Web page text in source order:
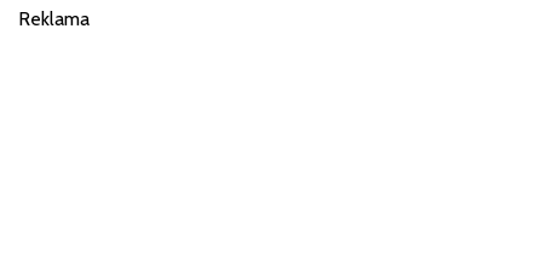
Reklama